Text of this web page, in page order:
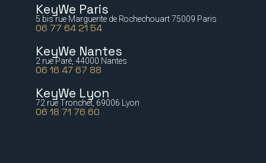
KeyWe Paris
5 bis rue Marguerite de Rochechouart 75009 Paris
06 77 64 21 54
KeyWe Nantes
2 rue Paré, 44000 Nantes
06 16 47 67 88
KeyWe Lyon
72 rue Tronchet, 69006 Lyon
06 18 71 76 60